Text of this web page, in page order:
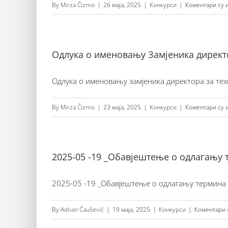
By Mirza Čizmo | 26 маја, 2025 | Конкурси | Коментари су
Одлука о именовању Замјеника
Одлука о именовању замјеника директора за
By Mirza Čizmo | 23 маја, 2025 | Конкурси | Коментари су
2025-05 -19 _Обавјештење о
2025-05 -19 _Обавјештење о одлагању
ByAdnan Čaušević | 19 маја, 2025 | Конкурси | Коментари